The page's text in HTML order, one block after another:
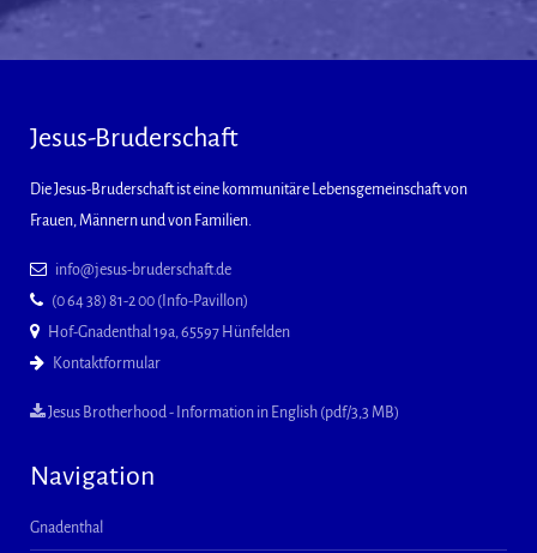
Jesus-Bruderschaft
Die Jesus-Bruderschaft ist eine kommunitäre Lebensgemeinschaft von
Frauen, Männern und von Familien.
info@jesus-bruderschaft.de
(0 64 38) 81-2 00 (Info-Pavillon)
Hof-Gnadenthal 19a, 65597 Hünfelden
Kontaktformular
Jesus Brotherhood - Information in English (pdf/3,3 MB)
Navigation
Gnadenthal